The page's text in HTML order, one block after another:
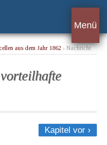
Menü
aus dem Jahr 1862 › Nachricht
Kapitel vor ›